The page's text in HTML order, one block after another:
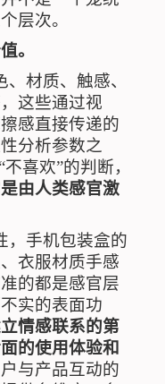
层次。
。
材质、触感、
这些通过视
感直接传递的
分析参数之
“不喜欢”的判断，
由人类感官激
，手机包装盒的
衣服材质手感
的都是感官层
实的表面功
情感联系的第
的使用体验和
与产品互动的